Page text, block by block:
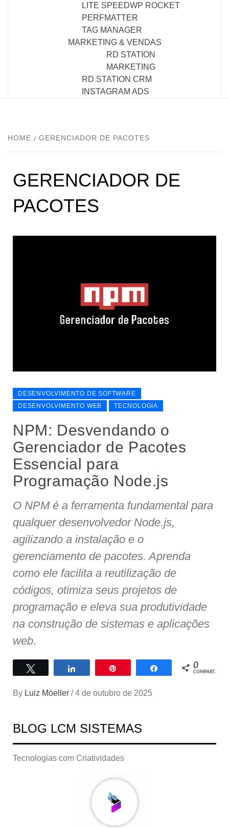
LITE SPEEDWP ROCKET
PERFMATTER
TAG MANAGER
MARKETING & VENDAS
RD STATION
MARKETING
RD STATION CRM
INSTAGRAM ADS
HOME GERENCIADOR DE PACOTES
GERENCIADOR DE
PACOTES
DESENVOLVIMENTO DE SOFTWARE
DESENVOLVIMENTO WEB
TECNOLOGIA
NPM: Desvendando o
Gerenciador de Pacotes
Essencial para
Programação Node.js
O NPM é a ferramenta fundamental para
qualquer desenvolvedor Node.js,
agilizando a instalação e o
gerenciamento de pacotes. Aprenda
como ele facilita a reutilização de
códigos, otimiza seus projetos de
programação e eleva sua produtividade
na construção de sistemas e aplicações
web.
Compartilhar Compartilhar
0
COMPART.
By Luiz Möeller / 4 de outubro de 2025
BLOG LCM SISTEMAS
Tecnologias com Criatividades